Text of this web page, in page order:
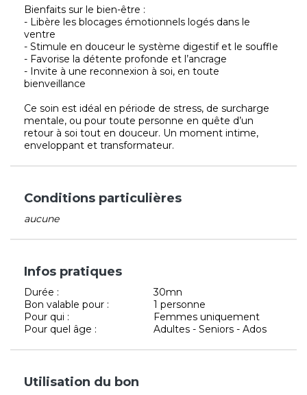
Bienfaits sur le bien-être :
- Libère les blocages émotionnels logés dans le
ventre
- Stimule en douceur le système digestif et le souffle
- Favorise la détente profonde et l’ancrage
- Invite à une reconnexion à soi, en toute
bienveillance
Ce soin est idéal en période de stress, de surcharge
mentale, ou pour toute personne en quête d’un
retour à soi tout en douceur. Un moment intime,
enveloppant et transformateur.
Conditions particulières
aucune
Infos pratiques
Durée :
30mn
Bon valable pour :
1 personne
Pour qui :
Femmes uniquement
Pour quel âge :
Adultes - Seniors - Ados
Utilisation du bon